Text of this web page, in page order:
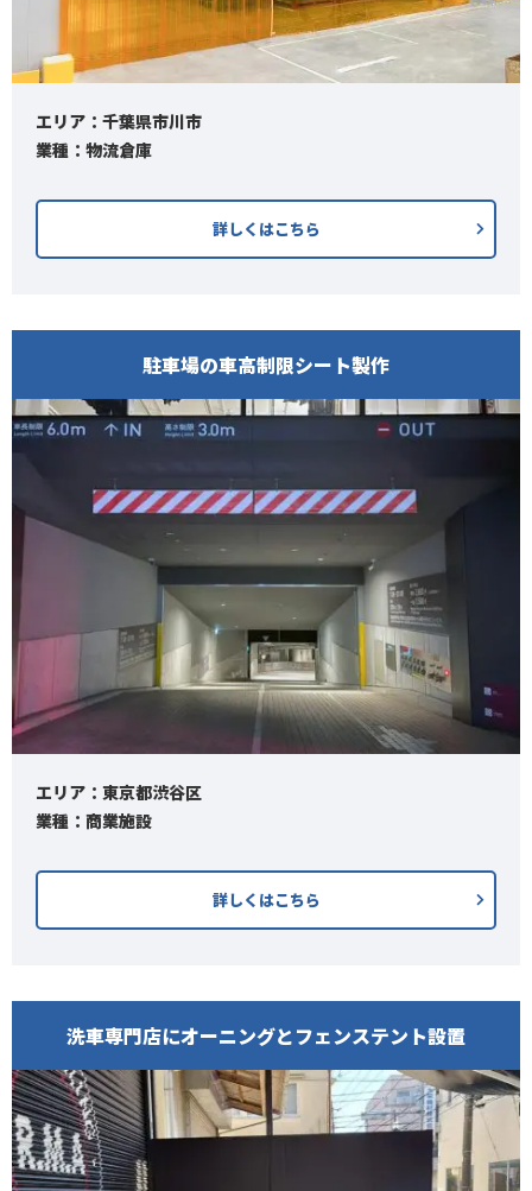
エリア：千葉県市川市
業種：物流倉庫
詳しくはこちら
駐車場の車高制限シート製作
エリア：東京都渋谷区
業種：商業施設
詳しくはこちら
洗車専門店にオーニングとフェンステント設置